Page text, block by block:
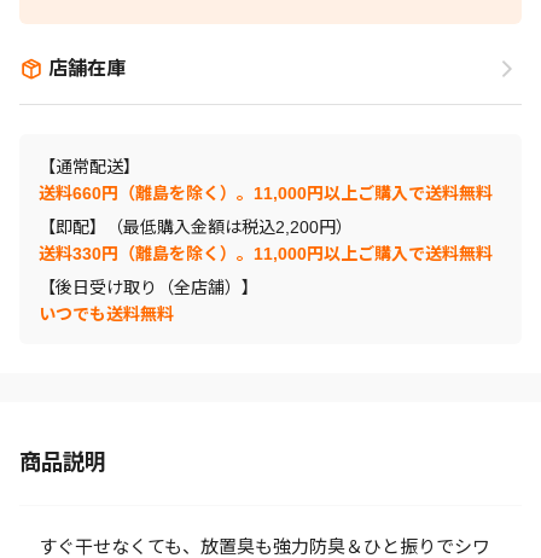
店舗在庫
【通常配送】
送料660円（離島を除く）。11,000円以上ご購入で送料無料
【即配】（最低購入金額は税込2,200円）
送料330円（離島を除く）。11,000円以上ご購入で送料無料
【後日受け取り（全店舗）】
いつでも送料無料
商品説明
すぐ干せなくても、放置臭も強力防臭＆ひと振りでシワ